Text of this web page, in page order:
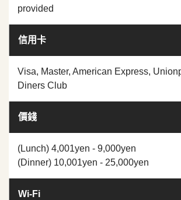
provided
信用卡
Visa, Master, American Express,
Diners Club
價錢
(Lunch) 4,001yen - 9,000yen
(Dinner) 10,001yen - 25,000yen
Wi-Fi